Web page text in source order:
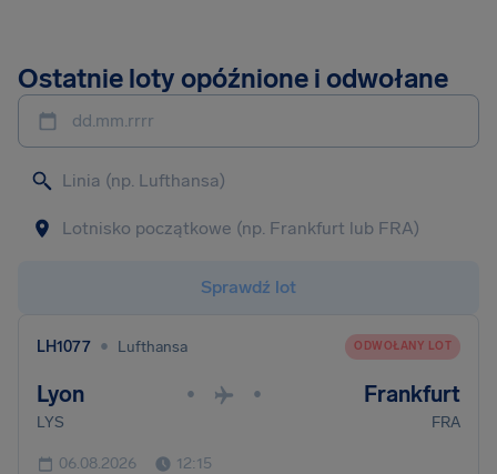
Ostatnie loty opóźnione i odwołane
dd.mm.rrrr
Sprawdź lot
LH1077 • Lufthansa ODWOŁANY LOT
Lyon • • Frankfurt
LYS FRA
06.08.2026 12:15